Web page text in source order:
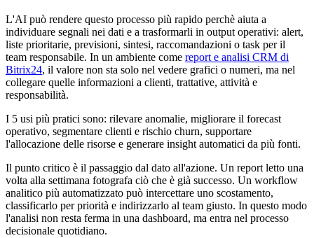
L'AI può rendere questo processo più rapido perchè aiuta a
individuare segnali nei dati e a trasformarli in output operativi: alert,
liste prioritarie, previsioni, sintesi, raccomandazioni o task per il
team responsabile. In un ambiente come report e analisi CRM di
Bitrix24, il valore non sta solo nel vedere grafici o numeri, ma nel
collegare quelle informazioni a clienti, trattative, attività e
responsabilità.
I 5 usi più pratici sono: rilevare anomalie, migliorare il forecast
operativo, segmentare clienti e rischio churn, supportare
l'allocazione delle risorse e generare insight automatici da più fonti.
Il punto critico è il passaggio dal dato all'azione. Un report letto una
volta alla settimana fotografa ciò che è già successo. Un workflow
analitico più automatizzato può intercettare uno scostamento,
classificarlo per priorità e indirizzarlo al team giusto. In questo modo
l'analisi non resta ferma in una dashboard, ma entra nel processo
decisionale quotidiano.